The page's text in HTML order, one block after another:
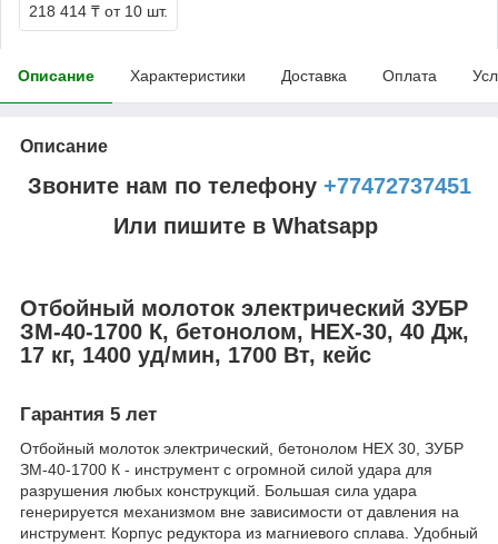
218 414 ₸ от 10 шт.
Описание Характеристики Доставка Оплата
Описание
Звоните нам по телефону +77472737451
Или пишите в Whatsapp
Отбойный молоток электрический ЗУБР
ЗМ-40-1700 К, бетонолом, HEX-30, 40 Дж,
17 кг, 1400 уд/мин, 1700 Вт, кейс
Гарантия 5 лет
Отбойный молоток электрический, бетонолом HEX 30, ЗУБР
ЗМ-40-1700 К - инструмент с огромной силой удара для
разрушения любых конструкций. Большая сила удара
генерируется механизмом вне зависимости от давления на
инструмент. Корпус редуктора из магниевого сплава. Удобный